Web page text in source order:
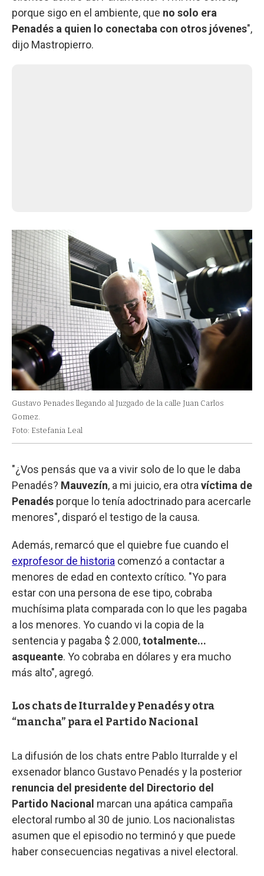
porque sigo en el ambiente, que no solo era
Penadés a quien lo conectaba con otros jóvenes",
dijo Mastropierro.
Gustavo Penades llegando al Juzgado de la calle Juan Carlos
Gomez.
Foto: Estefania Leal
"¿Vos pensás que va a vivir solo de lo que le daba
Penadés? Mauvezín, a mi juicio, era otra víctima de
Penadés porque lo tenía adoctrinado para acercarle
menores", disparó el testigo de la causa.
Además, remarcó que el quiebre fue cuando el
exprofesor de historia comenzó a contactar a
menores de edad en contexto crítico. "Yo para
estar con una persona de ese tipo, cobraba
muchísima plata comparada con lo que les pagaba
a los menores. Yo cuando vi la copia de la
sentencia y pagaba $ 2.000,totalmente...
asqueante. Yo cobraba en dólares y era mucho
más alto", agregó.
Los chats de Iturralde y Penadés y otra
“mancha” para el Partido Nacional
La difusión de los chats entre Pablo Iturralde y el
exsenador blanco Gustavo Penadés y la posterior
renuncia del presidente del Directorio del
Partido Nacional marcan una apática campaña
electoral rumbo al 30 de junio. Los nacionalistas
asumen que el episodio no terminó y que puede
haber consecuencias negativas a nivel electoral.